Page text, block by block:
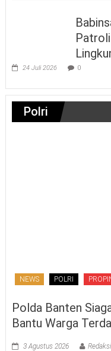
24 Juli 2026 0
Polri
NEWS POLRI
Polda Banten
Bantu Warga
3 Agustus 2026 Redaksi